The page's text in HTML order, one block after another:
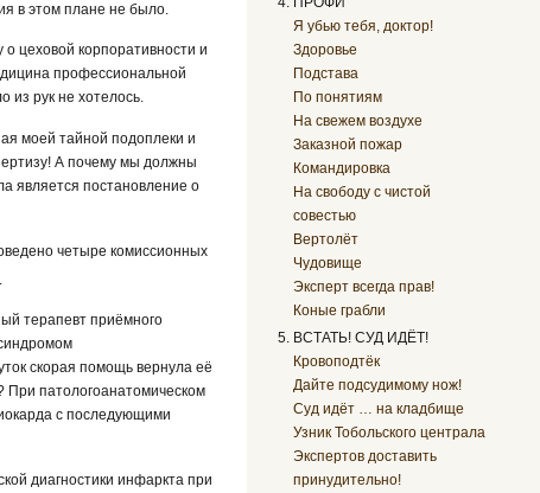
в этом плане не было.
о цеховой корпоративности и
профессиональной
из рук не хотелось.
моей тайной подоплеки и
А почему мы должны
является постановление о
четыре комиссионных
терапевт приёмного
скорая помощь вернула её
При патологоанатомическом
с последующими
диагностики инфаркта при
Я убью тебя, доктор!
Здоровье
Подстава
По понятиям
На свежем воздухе
Заказной пожар
Командировка
На свободу с чистой
совестью
Вертолёт
Чудовище
Эксперт всегда прав!
Коные грабли
ВСТАТЬ! СУД ИДЁТ!
Кровоподтёк
Дайте подсудимому нож!
Суд идёт … на кладбище
Узник Тобольского централа
Экспертов доставить
принудительно!